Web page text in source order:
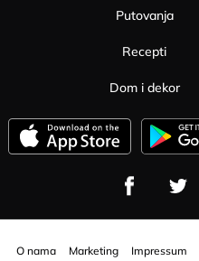
Putovanja
Recepti
Dom i dekor
O nama Marketing Impressum